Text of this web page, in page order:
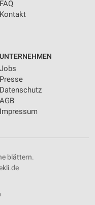
FAQ
Kontakt
UNTERNEHMEN
Jobs
Presse
Datenschutz
AGB
Impressum
blättern.